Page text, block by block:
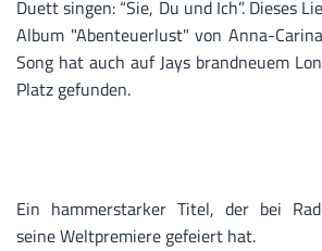
Duett singen: “Sie, Du und Ich”. Dieses
Album "Abenteuerlust" von Anna-
Song hat auch auf Jays brandneuem
Platz gefunden.
Ein hammerstarker Titel, der bei
seine Weltpremiere gefeiert hat.